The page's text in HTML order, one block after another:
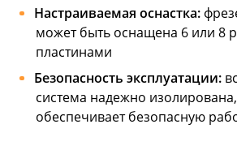
Настраиваемая оснастка:
может быть оснащена 6 или 8
пластинами
Безопасность эксплуатации:
система надежно
обеспечивает безопасную